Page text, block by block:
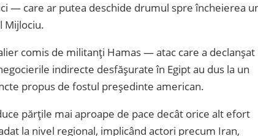
— care ar putea deschide drumul spre încheierea
Mijlociu.
comis de militanți Hamas — atac care a declanșat
indirecte desfășurate în Egipt au dus la un
propus de fostul președinte american.
părțile mai aproape de pace decât orice alt efort
la nivel regional, implicând actori precum Iran,